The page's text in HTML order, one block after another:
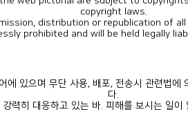
copyright laws.
prohibited and will be held legally
다.
력히 대응하고 있는 바. 피해를 보시는 일